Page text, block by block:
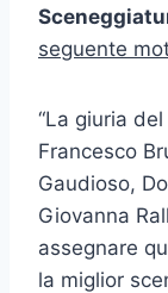
seguente
“La giuria
Francesco
Gaudioso,
Giovanna
assegnare
la miglior